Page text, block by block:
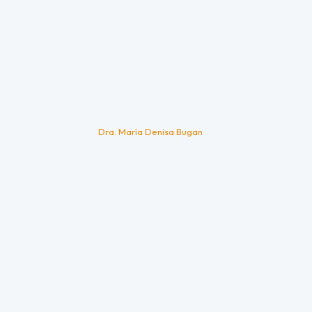
Dra. María Denisa Bugan